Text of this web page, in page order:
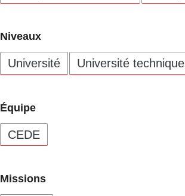
Niveaux
Université Université technique
Équipe
CEDE
Missions